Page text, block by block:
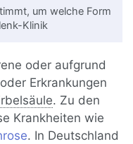
um welche Form
Klinik
oder aufgrund
Erkrankungen
. Zu den
Krankheiten wie
. In Deutschland